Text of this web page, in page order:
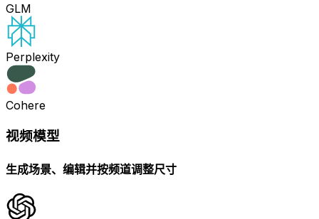
GLM
Perplexity
Cohere
视频模型
生成场景、编辑并按频道调整尺寸